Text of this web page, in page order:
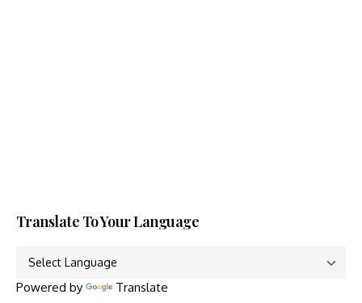
Translate To Your Language
Powered by Translate